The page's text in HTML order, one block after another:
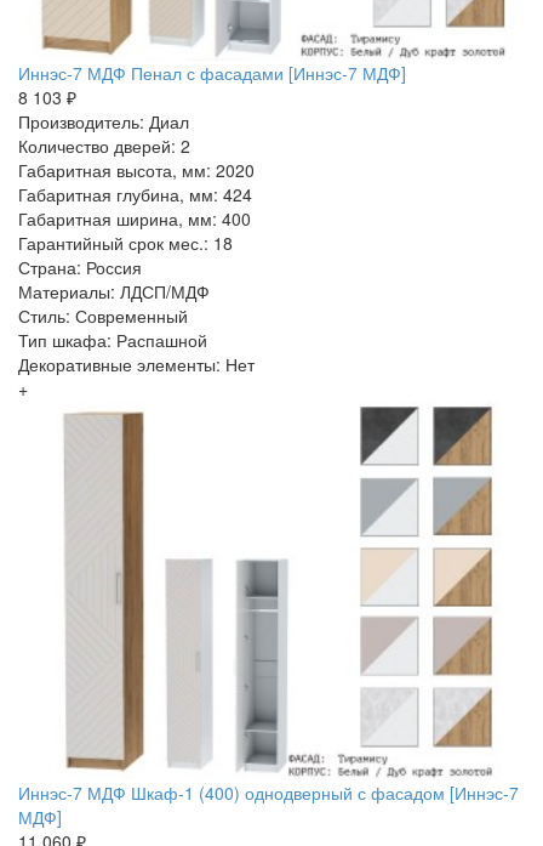
Иннэс-7 МДФ Пенал с фасадами [Иннэс-7 МДФ]
8 103 ₽
Производитель: Диал
Количество дверей: 2
Габаритная высота, мм: 2020
Габаритная глубина, мм: 424
Габаритная ширина, мм: 400
Гарантийный срок мес.: 18
Страна: Россия
Материалы: ЛДСП/МДФ
Стиль: Современный
Тип шкафа: Распашной
Декоративные элементы: Нет
+
Иннэс-7 МДФ Шкаф-1 (400) однодверный с фасадом [Иннэс-7
МДФ]
11 060 ₽